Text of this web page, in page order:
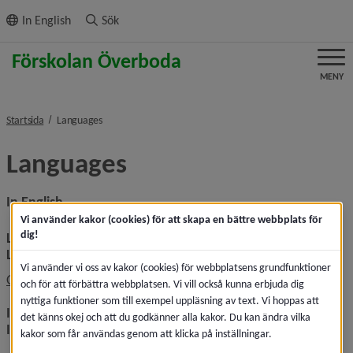
innehållet
In English Sök
MENY
Startsida Languagesnivå i brödsmulenavigeringen
Languages
In English
Link to this page in Google translate
Länk till denna sida i Google Translate
Open this page in Google Translate
Länk till annan
Instructions for translation in different web browsers
Instruktioner för att översätta i olika webbläsare
Vi använder kakor (cookies) för att skapa en bättre webbplats för
dig!
Vi använder vi oss av kakor (cookies) för webbplatsens grundfunktioner
och för att förbättra webbplatsen. Vi vill också kunna erbjuda dig
nyttiga funktioner som till exempel uppläsning av text. Vi hoppas att
det känns okej och att du godkänner alla kakor. Du kan ändra vilka
kakor som får användas genom att klicka på inställningar.